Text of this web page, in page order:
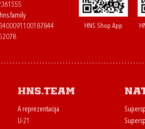
HNS Shop App
HNS.team
A reprezentacija
U-21